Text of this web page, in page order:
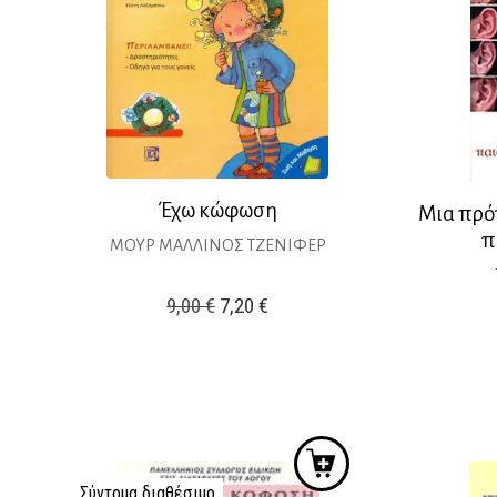
Έχω κώφωση
ΜΟΥΡ ΜΑΛΛΙΝΟΣ ΤΖΕΝΙΦΕΡ
9,00€ Original
7,20€
Μια